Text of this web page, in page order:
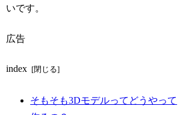
いです。
広告
index
そもそも3Dモデルってどうやって